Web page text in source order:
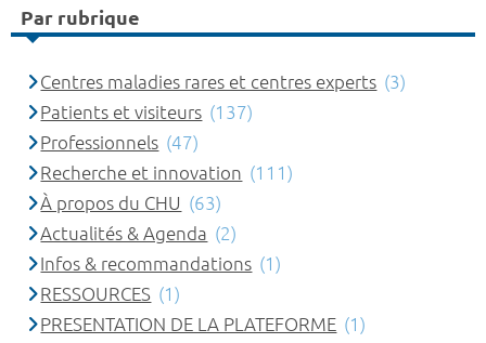
Par rubrique
Centres maladies rares et centres experts (3)
Patients et visiteurs (137)
Professionnels (47)
Recherche et innovation (111)
À propos du CHU (63)
Actualités & Agenda (2)
Infos & recommandations (1)
RESSOURCES (1)
PRESENTATION DE LA PLATEFORME (1)